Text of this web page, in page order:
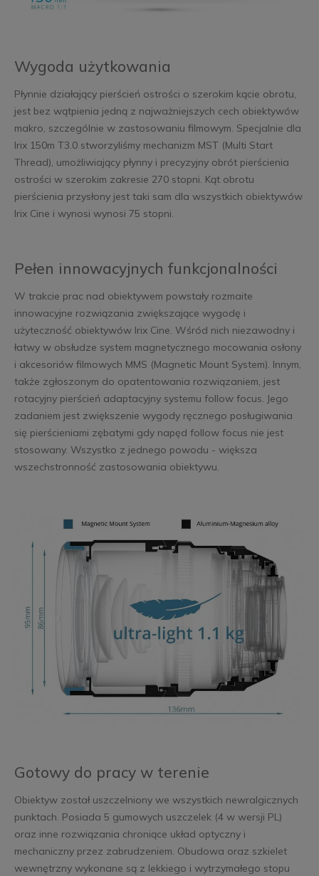
Wygoda użytkowania
Płynnie działający pierścień ostrości o szerokim kącie obrotu,
jest bez wątpienia jedną z najważniejszych cech obiektywów
makro, szczególnie w zastosowaniu filmowym. Specjalnie dla
Irix 150m T3.0 stworzyliśmy mechanizm MST (Multi Start
Thread), umożliwiający płynny i precyzyjny obrót pierścienia
ostrości w szerokim zakresie 270 stopni. Kąt obrotu
pierścienia przysłony jest taki sam dla wszystkich obiektywów
Irix Cine i wynosi wynosi 75 stopni.
Pełen innowacyjnych funkcjonalności
W trakcie prac nad obiektywem powstały rozmaite
innowacyjne rozwiązania zwiększające wygodę i
użyteczność obiektywów Irix Cine. Wśród nich niezawodny i
łatwy w obsłudze system magnetycznego mocowania osłony
i akcesoriów filmowych MMS (Magnetic Mount System). Innym,
także zgłoszonym do opatentowania rozwiązaniem, jest
rotacyjny pierścień adaptacyjny systemu follow focus. Jego
zadaniem jest zwiększenie wygody ręcznego posługiwania
się pierścieniami zębatymi gdy napęd follow focus nie jest
stosowany. Wszystko z jednego powodu - większa
wszechstronność zastosowania obiektywu.
Gotowy do pracy w terenie
Obiektyw został uszczelniony we wszystkich newralgicznych
punktach. Posiada 5 gumowych uszczelek (4 w wersji PL)
oraz inne rozwiązania chroniące układ optyczny i
mechaniczny przez zabrudzeniem. Obudowa oraz szkielet
wewnętrzny wykonane są z lekkiego i wytrzymałego stopu